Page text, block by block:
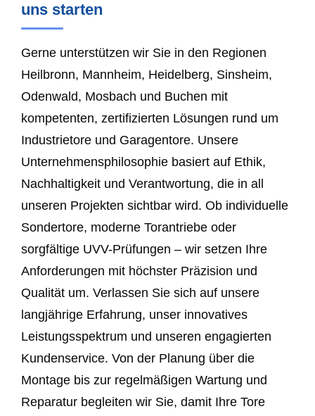
uns starten
Gerne unterstützen wir Sie in den Regionen
Heilbronn, Mannheim, Heidelberg, Sinsheim,
Odenwald, Mosbach und Buchen mit
kompetenten, zertifizierten Lösungen rund um
Industrietore und Garagentore. Unsere
Unternehmensphilosophie basiert auf Ethik,
Nachhaltigkeit und Verantwortung, die in all
unseren Projekten sichtbar wird. Ob individuelle
Sondertore, moderne Torantriebe oder
sorgfältige UVV-Prüfungen – wir setzen Ihre
Anforderungen mit höchster Präzision und
Qualität um. Verlassen Sie sich auf unsere
langjährige Erfahrung, unser innovatives
Leistungsspektrum und unseren engagierten
Kundenservice. Von der Planung über die
Montage bis zur regelmäßigen Wartung und
Reparatur begleiten wir Sie, damit Ihre Tore